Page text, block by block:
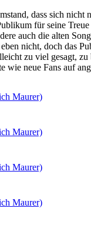
dass sich
für seine
auch die alten
nicht, doch das
zu viel gesagt,
neue Fans auf